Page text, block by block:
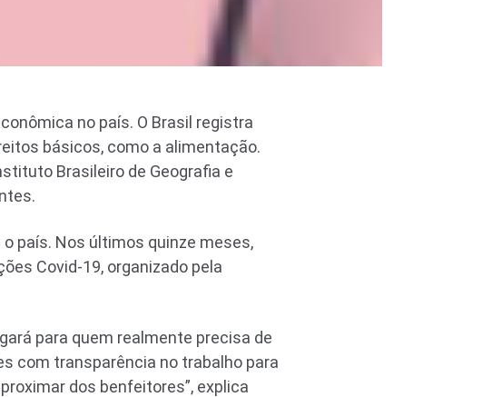
no país. O Brasil registra
básicos, como a alimentação.
Brasileiro de Geografia e
país. Nos últimos quinze meses,
Covid-19, organizado pela
para quem realmente precisa de
com transparência no trabalho para
dos benfeitores”, explica